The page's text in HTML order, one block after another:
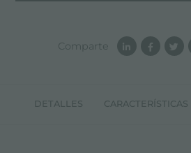
DETALLES CARACTERÍSTICAS
Comparte